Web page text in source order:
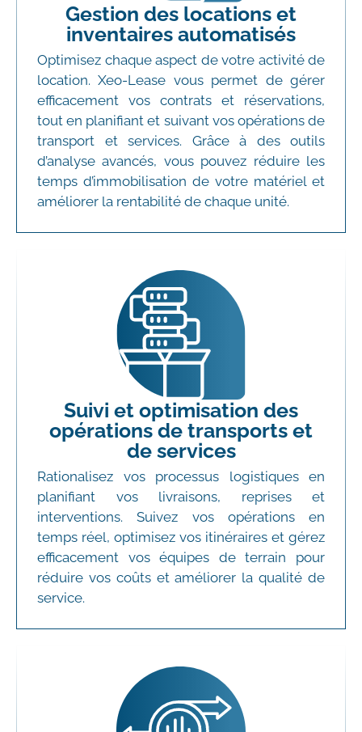
Gestion des locations et
inventaires automatisés
Optimisez chaque aspect de votre activité de
location. Xeo-Lease vous permet de gérer
efficacement vos contrats et réservations,
tout en planifiant et suivant vos opérations de
transport et services. Grâce à des outils
d’analyse avancés, vous pouvez réduire les
temps d’immobilisation de votre matériel et
améliorer la rentabilité de chaque unité.
Suivi et optimisation des
opérations de transports et
de services
Rationalisez vos processus logistiques en
planifiant vos livraisons, reprises et
interventions. Suivez vos opérations en
temps réel, optimisez vos itinéraires et gérez
efficacement vos équipes de terrain pour
réduire vos coûts et améliorer la qualité de
service.